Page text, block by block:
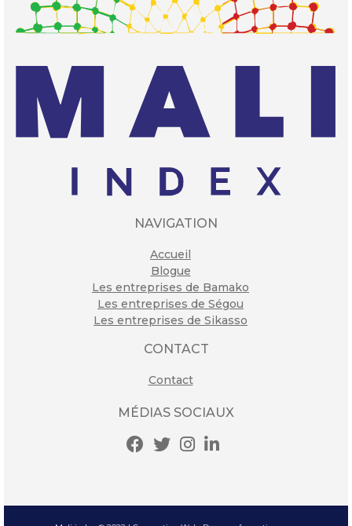
NAVIGATION
Accueil
Blogue
Les entreprises de Bamako
Les entreprises de Ségou
Les entreprises de Sikasso
CONTACT
Contact
MÉDIAS SOCIAUX